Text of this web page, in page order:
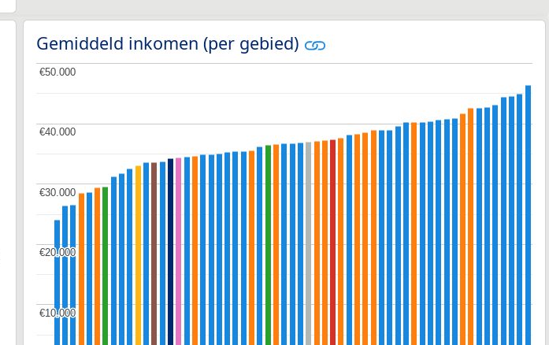
Gemiddeld inkomen (per gebied)
€10.000
€10.000
€20.000
€20.000
€30.000
€30.000
€40.000
€40.000
€50.000
€50.000